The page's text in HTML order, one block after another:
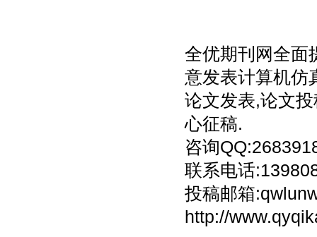
全优期刊网全面
意发表计算机仿
论文发表,论文
心征稿.
咨询
联系电话
投稿邮箱
http://